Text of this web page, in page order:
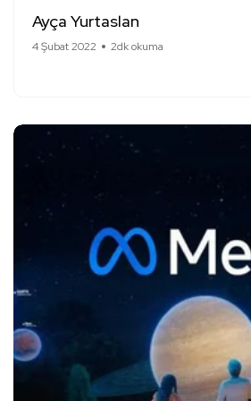
Ayça Yurtaslan
4 Şubat 2022 2dk okuma